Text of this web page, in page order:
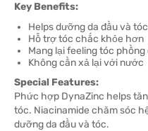
Key Benefits:
Helps dưỡng da đầu và tóc
Hỗ trợ tóc chắc khỏe hơn
Mang lại feeling tóc phồng
Không cần xả lại với nước
Special Features:
Phức hợp DynaZinc helps
tóc. Niacinamide chăm sóc
dưỡng da đầu và tóc.